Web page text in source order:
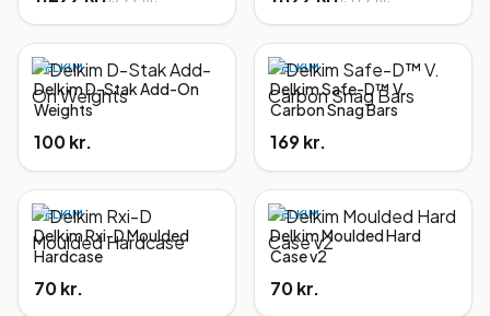
DELKIM
Delkim D-Stak Add-On
Weights
100 kr.
DELKIM
Delkim Safe-D™ V.
Carbon Snag Bars
169 kr.
DELKIM
Delkim Rxi-D Moulded
Hardcase
70 kr.
DELKIM
Delkim Moulded Hard
Case v2
70 kr.